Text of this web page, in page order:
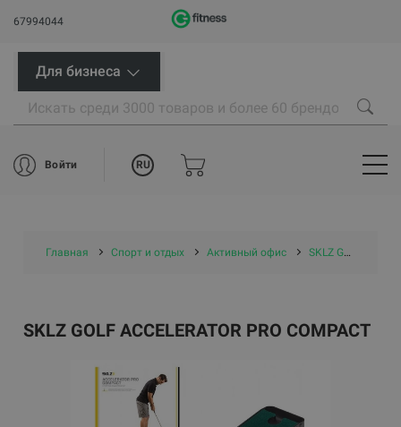
67994044
Для бизнеса
Войти RU
Главная Спорт и отдых Активный офис SKLZ Golf Accelerator Pro Compact
SKLZ GOLF ACCELERATOR PRO COMPACT